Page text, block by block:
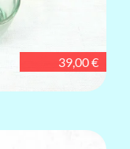
39,00 €